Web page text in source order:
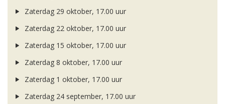
Zaterdag 29 oktober, 17.00 uur
Zaterdag 22 oktober, 17.00 uur
Zaterdag 15 oktober, 17.00 uur
Zaterdag 8 oktober, 17.00 uur
Zaterdag 1 oktober, 17.00 uur
Zaterdag 24 september, 17.00 uur